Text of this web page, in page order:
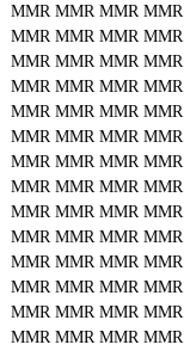
MMR MMR MMR MMR
MMR MMR MMR MMR
MMR MMR MMR MMR
MMR MMR MMR MMR
MMR MMR MMR MMR
MMR MMR MMR MMR
MMR MMR MMR MMR
MMR MMR MMR MMR
MMR MMR MMR MMR
MMR MMR MMR MMR
MMR MMR MMR MMR
MMR MMR MMR MMR
MMR MMR MMR MMR
MMR MMR MMR MMR